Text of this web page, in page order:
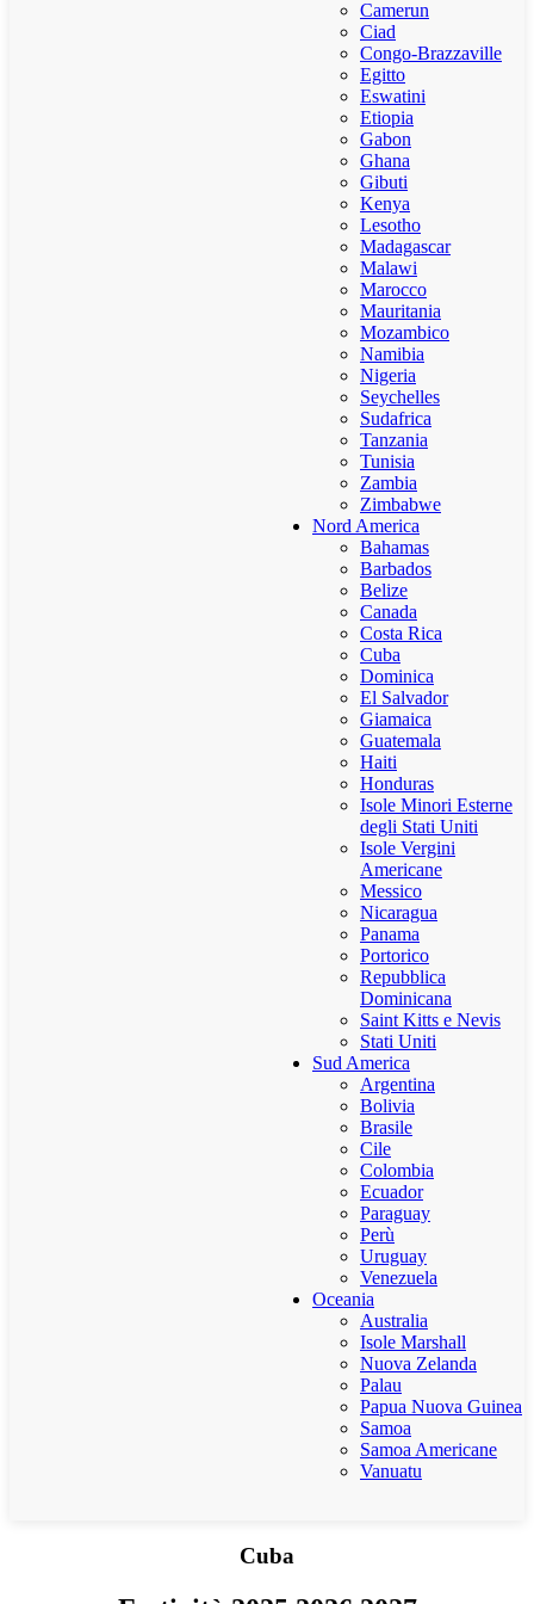
Camerun
Ciad
Congo-Brazzaville
Egitto
Eswatini
Etiopia
Gabon
Ghana
Gibuti
Kenya
Lesotho
Madagascar
Malawi
Marocco
Mauritania
Mozambico
Namibia
Nigeria
Seychelles
Sudafrica
Tanzania
Tunisia
Zambia
Zimbabwe
Nord America
Bahamas
Barbados
Belize
Canada
Costa Rica
Cuba
Dominica
El Salvador
Giamaica
Guatemala
Haiti
Honduras
Isole Minori Esterne
degli Stati Uniti
Isole Vergini
Americane
Messico
Nicaragua
Panama
Portorico
Repubblica
Dominicana
Saint Kitts e Nevis
Stati Uniti
Sud America
Argentina
Bolivia
Brasile
Cile
Colombia
Ecuador
Paraguay
Perù
Uruguay
Venezuela
Oceania
Australia
Isole Marshall
Nuova Zelanda
Palau
Papua Nuova Guinea
Samoa
Samoa Americane
Vanuatu
Cuba